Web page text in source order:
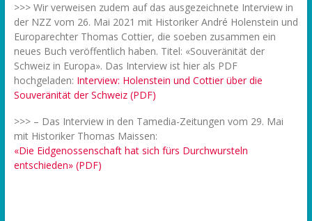
>>> Wir verweisen zudem auf das ausgezeichnete Interview in
der NZZ vom 26. Mai 2021 mit Historiker André Holenstein und
Europarechter Thomas Cottier, die soeben zusammen ein
neues Buch veröffentlich haben. Titel: «Souveränität der
Schweiz in Europa». Das Interview ist hier als PDF
hochgeladen: Interview: Holenstein und Cottier über die
Souveränität der Schweiz (PDF)
>>> – Das Interview in den Tamedia-Zeitungen vom 29. Mai
mit Historiker Thomas Maissen:
«Die Eidgenossenschaft hat sich fürs Durchwursteln
entschieden» (PDF)